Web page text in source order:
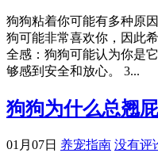
狗狗粘着你可能有多种原
狗可能非常喜欢你，因此
全感：狗狗可能认为你是
够感到安全和放心。 3...
狗狗为什么总翘
01月07日 养宠指南 没有评